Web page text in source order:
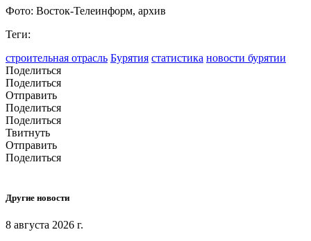
Фото: Восток-Телеинформ, архив
Теги:
строительная отрасль Бурятия статистика новости бурятии
Поделиться
Поделиться
Отправить
Поделиться
Поделиться
Твитнуть
Отправить
Поделиться
Другие новости
8 августа 2026 г.